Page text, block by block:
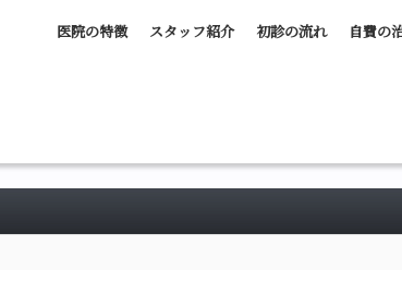
医院の特徴 スタッフ紹介 初診の流れ 自費の